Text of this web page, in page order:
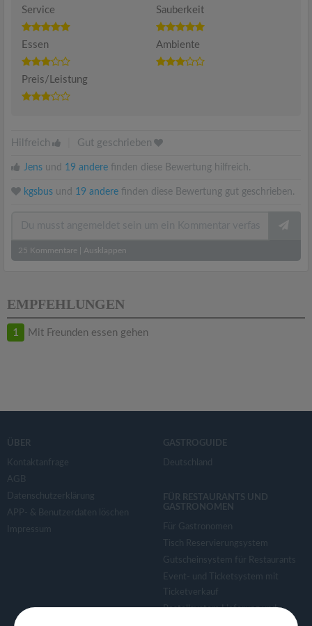
Service
Sauberkeit
Essen Ambiente
Preis/Leistung
Hilfreich Gut geschrieben
Jens und 19 andere finden diese Bewertung hilfreich.
kgsbus und 19 andere finden diese Bewertung gut geschrieben.
25 Kommentare Ausklappen
EMPFEHLUNGEN
1 Mit Freunden essen gehen
ÜBER
Kontaktanfrage
AGB
Datenschutzerklärung
APP- & Benutzerdaten löschen
Impressum
GASTROGUIDE
Deutschland
FÜR RESTAURANTS UND
GASTRONOMEN
Für Gastronomen
Tisch Reservierungsystem
Gutscheinsystem für Restaurants
Event- und Ticketsystem mit
Ticketverkauf
Bestellsystem Lieferung und